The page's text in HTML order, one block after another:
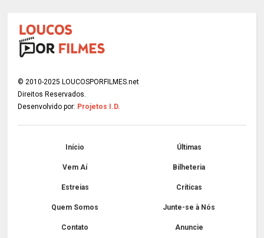
© 2010-2025 LOUCOSPORFILMES.net
Direitos Reservados.
Desenvolvido por: Projetos I.D.
Início Últimas
Vem Aí Bilheteria
Estreias Críticas
Quem Somos Junte-se à Nós
Contato Anuncie